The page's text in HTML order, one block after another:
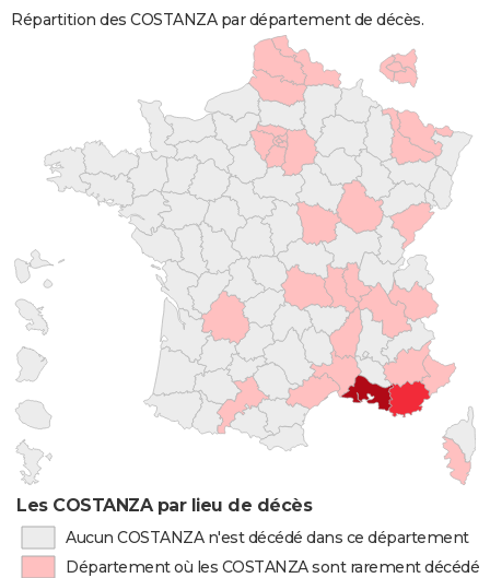
Répartition des COSTANZA par département de décès.
Les COSTANZA par lieu de décès
Aucun COSTANZA n'est décédé dans ce département
Département où les COSTANZA sont rarement décédés